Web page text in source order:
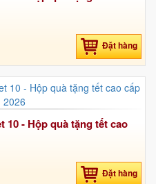
Đặt hàng
10 - Hộp quà tặng tết cao
Đặt hàng